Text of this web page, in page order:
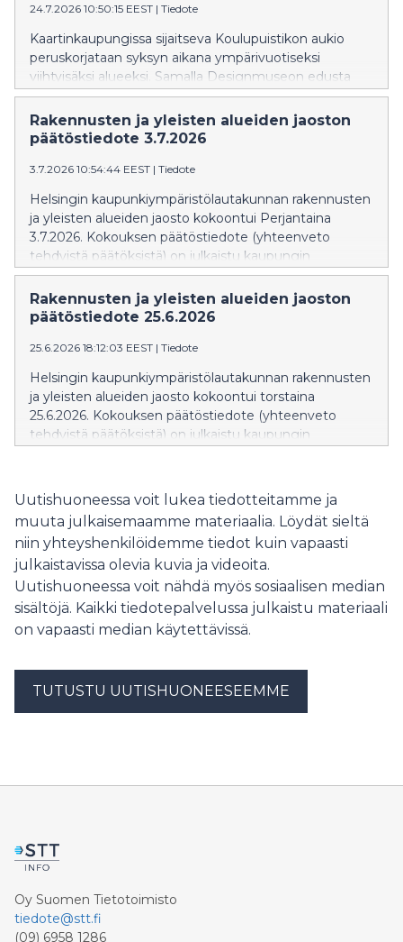
24.7.2026 10:50:15 EEST | Tiedote
Kaartinkaupungissa sijaitseva Koulupuistikon aukio
peruskorjataan syksyn aikana ympärivuotiseksi
viihtyisäksi alueeksi. Samalla Designmuseon edusta
Korkeavuorenkadulla ja Merimiehenkadulla
rauhoitetaan aiempaa kävelijäystävällisemmäksi, ja
katujen kunnallistekniikkaa uusitaan.
Rakennusten ja yleisten alueiden jaoston
päätöstiedote 3.7.2026
3.7.2026 10:54:44 EEST | Tiedote
Helsingin kaupunkiympäristölautakunnan rakennusten
ja yleisten alueiden jaosto kokoontui Perjantaina
3.7.2026. Kokouksen päätöstiedote (yhteenveto
tehdyistä päätöksistä) on julkaistu kaupungin
verkkosivuilla: Päätöstiedote » Päätöstiedote näkyy
verkkosivuilla siihen asti kun kokouksen pöytäkirja
julkaistaan. Pöytäkirja korvaa
yleisten alueiden jaoston seuraava kokous on torstaina
20.8.2026.
Rakennusten ja yleisten alueiden jaoston
päätöstiedote 25.6.2026
25.6.2026 18:12:03 EEST | Tiedote
Helsingin kaupunkiympäristölautakunnan rakennusten
ja yleisten alueiden jaosto kokoontui torstaina
25.6.2026. Kokouksen päätöstiedote (yhteenveto
tehdyistä päätöksistä) on julkaistu kaupungin
julkaistaan. Pöytäkirja korvaa
valmistuttuaan päätöstiedotteen. Rakennusten ja
yleisten alueiden jaoston seuraava kokous on
perjantaina 3.7.2026.
Uutishuoneessa voit lukea tiedotteitamme ja
muuta julkaisemaamme materiaalia. Löydät sieltä
niin yhteyshenkilöidemme tiedot kuin vapaasti
julkaistavissa olevia kuvia ja videoita.
Uutishuoneessa voit nähdä myös sosiaalisen median
sisältöjä. Kaikki tiedotepalvelussa julkaistu materiaali
on vapaasti median käytettävissä.
TUTUSTU UUTISHUONEESEEMME
Oy Suomen Tietotoimisto
tiedote@stt.fi
(09) 6958 1286